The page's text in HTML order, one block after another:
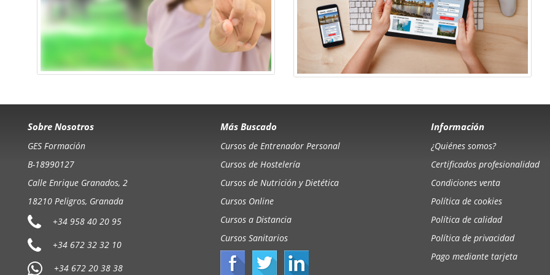
Sobre Nosotros
GES Formación
B-18990127
Calle Enrique Granados, 2
18210 Peligros, Granada
+34 958 40 20 95
+34 672 32 32 10
+34 672 20 38 38
Más Buscado
Cursos de Entrenador Personal
Cursos de Hostelería
Cursos de Nutrición y Dietética
Cursos Online
Cursos a Distancia
Cursos Sanitarios
Información
¿Quiénes somos?
Certificados profesionalidad
Condiciones venta
Política de cookies
Política de calidad
Política de privacidad
Pago mediante tarjeta